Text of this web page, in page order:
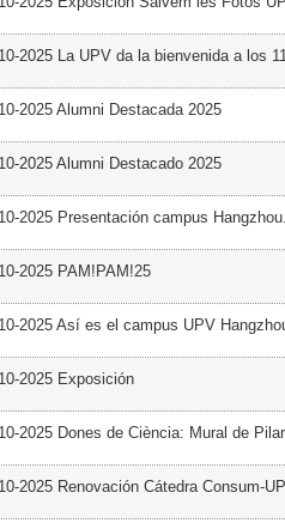
2025 La UPV da la bienvenida a los
2025 Alumni Destacada 2025
2025 Alumni Destacado 2025
2025 Presentación campus
2025 PAM!PAM!25
2025 Así es el campus UPV
2025 Exposición
2025 Dones de Ciència: Mural de
2025 Renovación Cátedra Consum-